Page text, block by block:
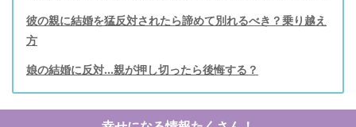
彼の親に結婚を猛反対されたら諦めて別れるべき？乗り越え
方
娘の結婚に反対…親が押し切ったら後悔する？